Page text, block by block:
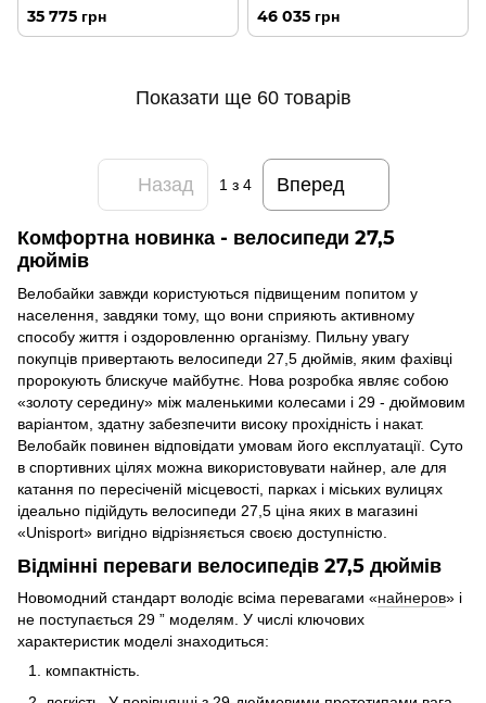
35 775 грн 46 035 грн
Показати ще 60 товарів
Назад 1з 4 Вперед
Комфортна новинка - велосипеди 27,5
дюймів
Велобайки завжди користуються підвищеним попитом у
населення, завдяки тому, що вони сприяють активному
способу життя і оздоровленню організму. Пильну увагу
покупців привертають велосипеди 27,5 дюймів, яким фахівці
пророкують блискуче майбутнє. Нова розробка являє собою
«золоту середину» між маленькими колесами і 29 - дюймовим
варіантом, здатну забезпечити високу прохідність і накат.
Велобайк повинен відповідати умовам його експлуатації. Суто
в спортивних цілях можна використовувати найнер, але для
катання по пересіченій місцевості, парках і міських вулицях
ідеально підійдуть велосипеди 27,5 ціна яких в магазині
«Unisport» вигідно відрізняється своєю доступністю.
Відмінні переваги велосипедів 27,5 дюймів
Новомодний стандарт володіє всіма перевагами «найнеров» і
не поступається 29 ” моделям. У числі ключових
характеристик моделі знаходиться:
компактність.